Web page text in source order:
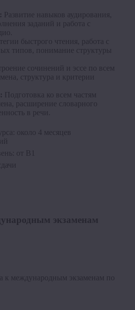
Развитие навыков аудирования,
заданий и работа с
быстрого чтения, работа с
типов, понимание структуры
сочинений и эссе по всем
структура и критерии
Подготовка ко всем частям
расширение словарного
в речи.
около 4 месяцев
от B1
экзаменам
к международным экзаменам по